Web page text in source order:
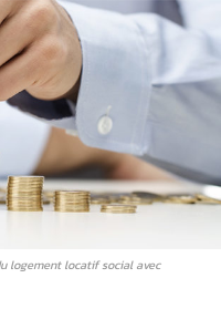
logement locatif social avec